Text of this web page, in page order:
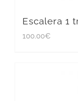
Escalera 1
100.00€